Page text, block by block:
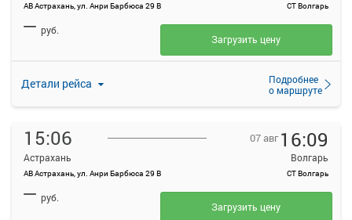
АВ Астрахань, ул. Анри Барбюса 29 В СТ Волгарь
Детали рейса
Подробнее
о маршруте
— руб.
Загрузить цену
15:06
Астрахань
АВ Астрахань, ул. Анри Барбюса 29 В
07 авг 16:09
Волгарь
СТ Волгарь
— руб.
Загрузить цену